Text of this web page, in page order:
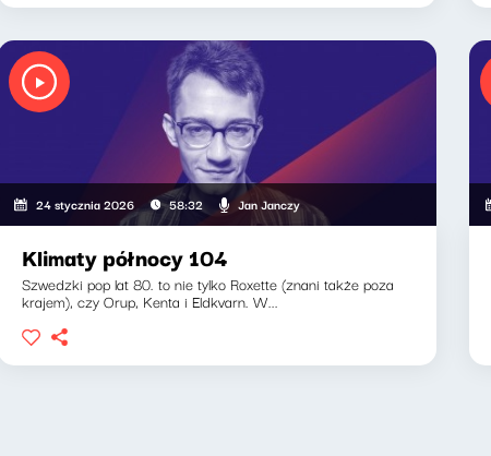
24 stycznia 2026 58:32 Jan Janczy
Klimaty północy 104
Szwedzki pop lat 80. to nie tylko Roxette (znani także poza
krajem), czy Orup, Kenta i Eldkvarn. W...